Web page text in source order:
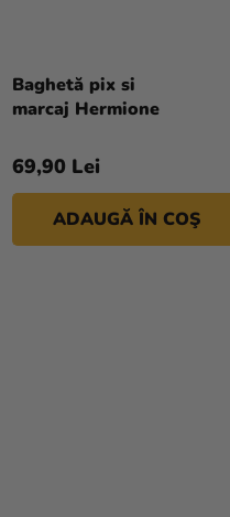
Baghetă pix si
marcaj Hermione
69,90 Lei
ADAUGĂ ÎN COŞ